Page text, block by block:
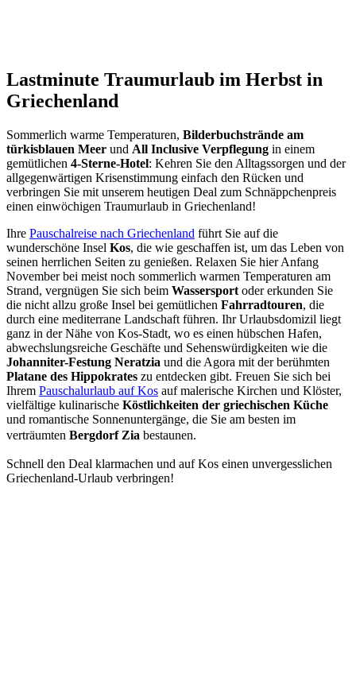
Lastminute Traumurlaub im Herbst in
Griechenland
Sommerlich warme Temperaturen, Bilderbuchstrände am
türkisblauen Meer und All Inclusive Verpflegung in einem
gemütlichen 4-Sterne-Hotel: Kehren Sie den Alltagssorgen und der
allgegenwärtigen Krisenstimmung einfach den Rücken und
verbringen Sie mit unserem heutigen Deal zum Schnäppchenpreis
einen einwöchigen Traumurlaub in Griechenland!
Ihre Pauschalreise nach Griechenland führt Sie auf die
wunderschöne Insel Kos, die wie geschaffen ist, um das Leben von
seinen herrlichen Seiten zu genießen. Relaxen Sie hier Anfang
November bei meist noch sommerlich warmen Temperaturen am
Strand, vergnügen Sie sich beim Wassersport oder erkunden Sie
die nicht allzu große Insel bei gemütlichen Fahrradtouren, die
durch eine mediterrane Landschaft führen. Ihr Urlaubsdomizil liegt
ganz in der Nähe von Kos-Stadt, wo es einen hübschen Hafen,
abwechslungsreiche Geschäfte und Sehenswürdigkeiten wie die
Johanniter-Festung Neratzia und die Agora mit der berühmten
Platane des Hippokrates zu entdecken gibt. Freuen Sie sich bei
Ihrem Pauschalurlaub auf Kos auf malerische Kirchen und Klöster,
vielfältige kulinarische Köstlichkeiten der griechischen Küche
und romantische Sonnenuntergänge, die Sie am besten im
verträumten Bergdorf Zia bestaunen.
Schnell den Deal klarmachen und auf Kos einen unvergesslichen
Griechenland-Urlaub verbringen!